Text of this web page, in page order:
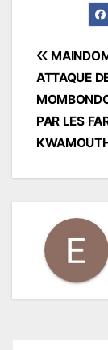
de
ATTAQUE
PAR LES